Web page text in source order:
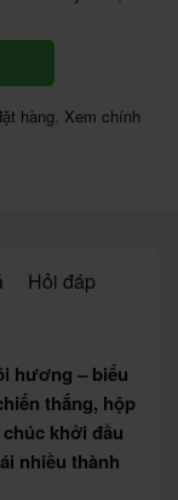
hàng. Xem chính
Hỏi đáp
hương – biểu
thắng, hộp
khởi đầu
nhiều thành